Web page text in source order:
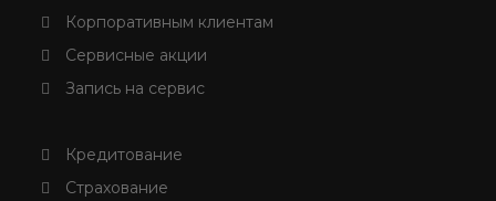
Корпоративным клиентам
Сервисные акции
Запись на сервис
Кредитование
Страхование